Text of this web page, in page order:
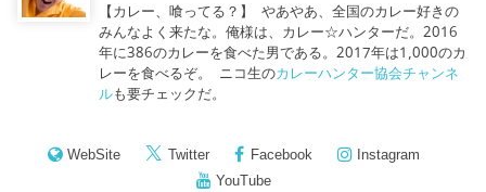
【カレー、喰ってる？】 やあやあ、全国のカレー好きの
みんなよく来たな。俺様は、カレー☆ハンターだ。2016
年に386のカレーを食べた男である。2017年は1,000のカ
レーを食べるぞ。 ニコ生のカレーハンター協会チャンネ
ルも要チェックだ。
WebSite Twitter Facebook
Instagram
YouTube